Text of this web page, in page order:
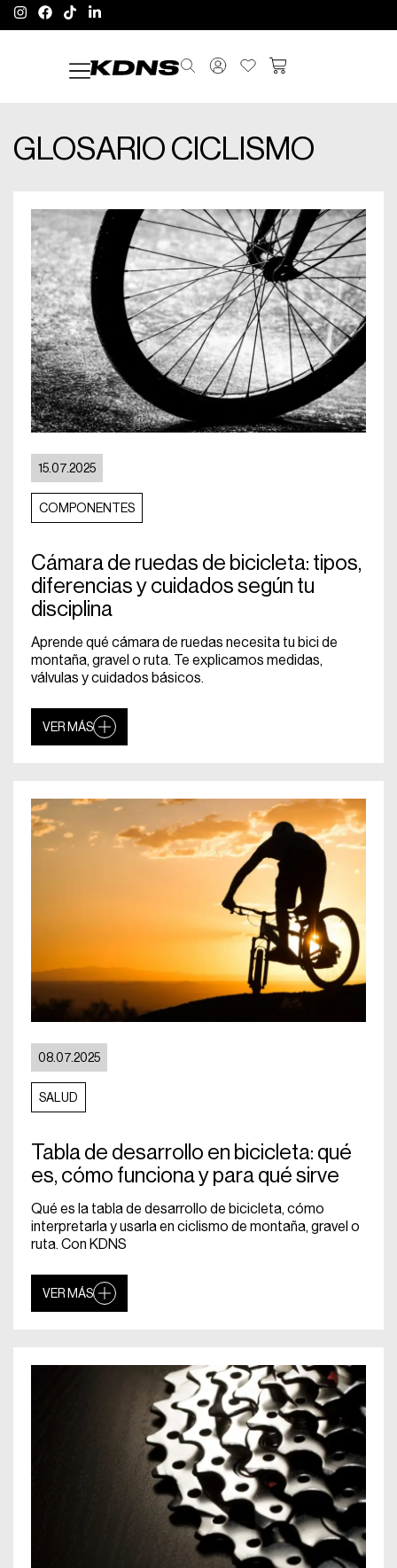
GLOSARIO CICLISMO
15.07.2025
COMPONENTES
Cámara de ruedas de bicicleta: tipos,
diferencias y cuidados según tu
disciplina
Aprende qué cámara de ruedas necesita tu bici de
montaña, gravel o ruta. Te explicamos medidas,
válvulas y cuidados básicos.
VER MÁS
08.07.2025
SALUD
Tabla de desarrollo en bicicleta: qué
es, cómo funciona y para qué sirve
Qué es la tabla de desarrollo de bicicleta, cómo
interpretarla y usarla en ciclismo de montaña, gravel o
ruta. Con KDNS
VER MÁS